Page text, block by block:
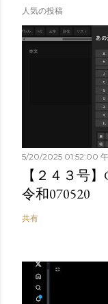
人気の投稿
5/20/2025 01:52:00
【２４３号
令和070520
共有